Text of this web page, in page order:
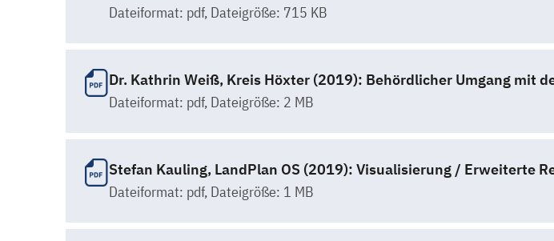
Dateiformat: pdf, Dateigröße: 715 KB
Dr. Kathrin Weiß, Kreis Höxter (2019): Behördlicher Umgang mit
Dateiformat: pdf, Dateigröße: 2 MB
Stefan Kauling, LandPlan OS (2019): Visualisierung / Erweiterte
Dateiformat: pdf, Dateigröße: 1 MB